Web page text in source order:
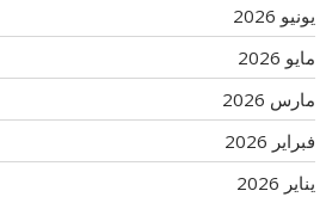
يونيو 2026
مايو 2026
مارس 2026
فبراير 2026
يناير 2026